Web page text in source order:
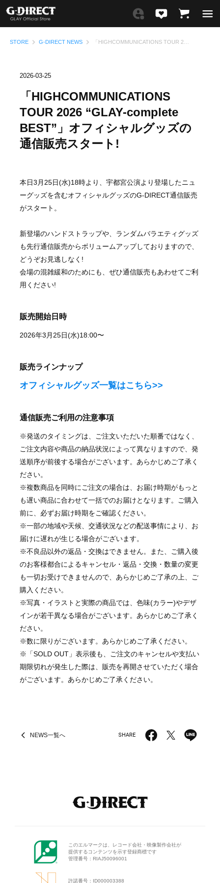
STORE G-DIRECT NEWS
2026-03-25
「HIGHCOMMUNICATIONS
TOUR 2026 “GLAY-complete
BEST”」オフィシャルグッズの
通信販売スタート!
本日3月25日(水)18時より、宇都宮公演より登場したニュ
ーグッズを含むオフィシャルグッズのG-DIRECT通信販売
がスタート。
新登場のハンドストラップや、ランダムバラエティグッズ
も先行通信販売からボリュームアップしておりますので、
どうぞお見逃しなく!
会場の混雑緩和のためにも、ぜひ通信販売もあわせてご利
用ください!
販売開始日時
2026年3月25日(水)18:00〜
販売ラインナップ
オフィシャルグッズ一覧はこちら>>
通信販売ご利用の注意事項
※発送のタイミングは、ご注文いただいた順番ではなく、
ご注文内容や商品の納品状況によって異なりますので、発
送順序が前後する場合がございます。あらかじめご了承く
ださい。
※複数商品を同時にご注文の場合は、お届け時期がもっと
も遅い商品に合わせて一括でのお届けとなります。ご購入
前に、必ずお届け時期をご確認ください。
※一部の地域や天候、交通状況などの配送事情により、お
届けに遅れが生じる場合がございます。
※不良品以外の返品・交換はできません。また、ご購入後
のお客様都合によるキャンセル・返品・交換・数量の変更
も一切お受けできませんので、あらかじめご了承の上、ご
購入ください。
※写真・イラストと実際の商品では、色味(カラー)やデザ
インが若干異なる場合がございます。あらかじめご了承く
ださい。
※数に限りがございます。あらかじめご了承ください。
※「SOLD OUT」表示後も、ご注文のキャンセルや支払い
期限切れが発生した際は、販売を再開させていただく場合
がございます。あらかじめご了承ください。
SHARE
NEWS一覧へ
このエルマークは、レコード会社・映像製作会社が
提供するコンテンツを示す登録商標です
管理番号：RIAJ50096001
許諾番号：ID000003388